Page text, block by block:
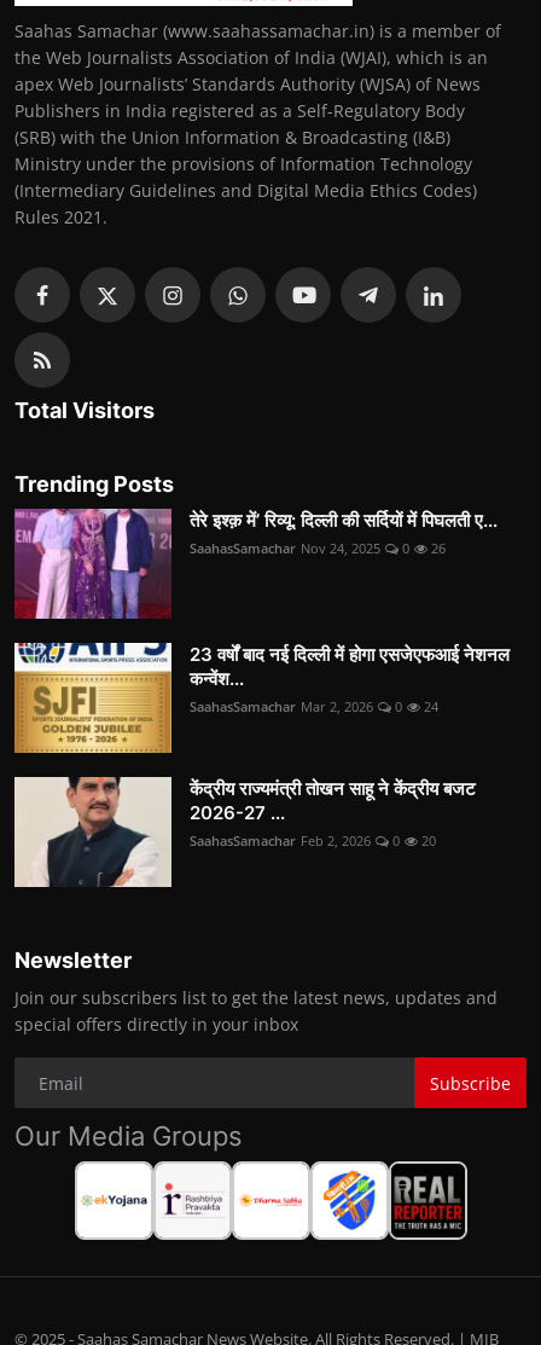
Saahas Samachar (www.saahassamachar.in) is a member of
the Web Journalists Association of India (WJAI), which is an
apex Web Journalists’ Standards Authority (WJSA) of News
Publishers in India registered as a Self-Regulatory Body
(SRB) with the Union Information & Broadcasting (I&B)
Ministry under the provisions of Information Technology
(Intermediary Guidelines and Digital Media Ethics Codes)
Rules 2021.
Total Visitors
Trending Posts
तेरे इश्क़ में’ रिव्यू: दिल्ली की सर्दियों में पिघलती ए...
SaahasSamachar Nov 24, 2025 0 26
23 वर्षों बाद नई दिल्ली में होगा एसजेएफआई नेशनल
कन्वेंश...
SaahasSamachar Mar 2, 2026 0 24
केंद्रीय राज्यमंत्री तोखन साहू ने केंद्रीय बजट
2026-27 ...
SaahasSamachar Feb 2, 2026 0 20
Newsletter
Join our subscribers list to get the latest news, updates and
special offers directly in your inbox
Subscribe
Our Media Groups
© 2025 - Saahas Samachar News Website. All Rights Reserved. | MIB